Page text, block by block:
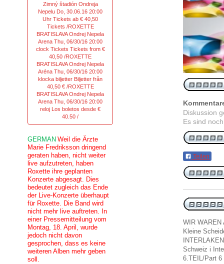
Diskussion
Es sind
Teilen
WIR WAREN
Kleine
INTERLAKEN
Schweiz i
6.TEIL/Part 6
Zimný štadión Ondreja
Nepelu Do, 30.06.16 20:00
Uhr Tickets ab € 40,50
Tickets /ROXETTE
BRATISLAVA Ondrej Nepela
Arena Thu, 06/30/16 20:00
clock Tickets Tickets from €
40,50 /ROXETTE
BRATISLAVA Ondrej Nepela
Aréna Thu, 06/30/16 20:00
klocka biljetter Biljetter från
40,50 € /ROXETTE
BRATISLAVA Ondrej Nepela
Arena Thu, 06/30/16 20:00
reloj Los boletos desde €
40.50 /
GERMAN Weil die Ärzte
Marie Fredriksson dringend
geraten haben, nicht weiter
live aufzutreten, haben
Roxette ihre geplanten
Konzerte abgesagt. Dies
bedeutet zugleich das Ende
der Live-Konzerte überhaupt
für Roxette. Die Band wird
nicht mehr live auftreten. In
einer Pressemitteilung vom
Montag, 18. April, wurde
jedoch nicht davon
gesprochen, dass es keine
weiteren Alben mehr geben
soll.